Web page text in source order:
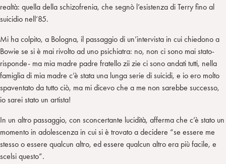
realtà: quella della schizofrenia, che segnò l’esistenza di Terry fino al
suicidio nell’85.
Mi ha colpito, a Bologna, il passaggio di un’intervista in cui chiedono a
Bowie se si è mai rivolto ad uno psichiatra: no, non ci sono mai stato-
risponde- ma mia madre padre fratello zii zie ci sono andati tutti, nella
famiglia di mia madre c’è stata una lunga serie di suicidi, e io ero molto
spaventato da tutto ciò, ma mi dicevo che a me non sarebbe successo,
io sarei stato un artista!
In un altro passaggio, con sconcertante lucidità, afferma che c’è stato un
momento in adolescenza in cui si è trovato a decidere “se essere me
stesso o essere qualcun altro, ed essere qualcun altro era più facile, e
scelsi questo”.